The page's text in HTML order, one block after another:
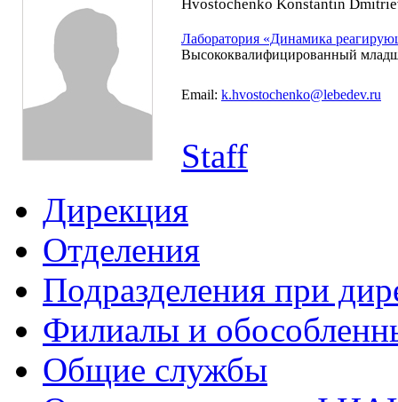
Hvostochenko Konstantin
Лаборатория «Динамика
Высококвалифицированный
Email: k.hvostochenko@lebedev.ru
Staff
Дирекция
Отделения
Подразделения при
Филиалы и
Общие службы